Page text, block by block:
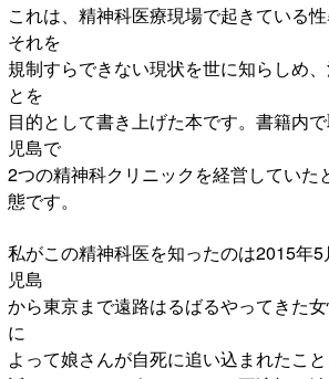
これは、精神科医療現場で起きている
それを
規制すらできない現状を世に知らしめ
とを
目的として書き上げた本です。書籍内
児島で
2つの精神科クリニックを経営していた
態です。
私がこの精神科医を知ったのは2015年
児島
から東京まで遠路はるばるやってきた
に
よって娘さんが自死に追い込まれたこ